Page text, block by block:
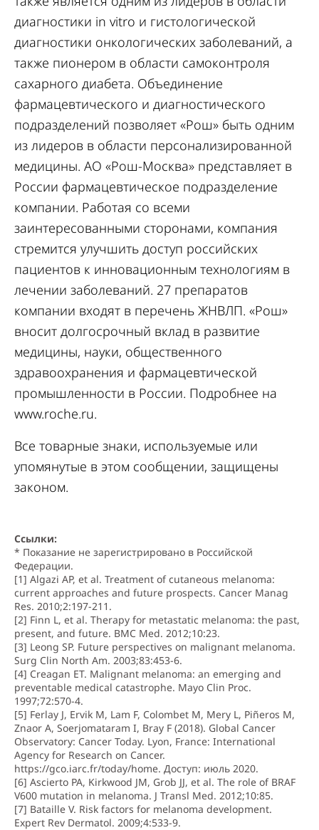
диагностики in vitro и гистологической
диагностики онкологических заболеваний, а
также пионером в области самоконтроля
сахарного диабета. Объединение
фармацевтического и диагностического
подразделений позволяет «Рош» быть одним
из лидеров в области персонализированной
медицины. АО «Рош-Москва» представляет в
России фармацевтическое подразделение
компании. Работая со всеми
заинтересованными сторонами, компания
стремится улучшить доступ российских
пациентов к инновационным технологиям в
лечении заболеваний. 27 препаратов
компании входят в перечень ЖНВЛП. «Рош»
вносит долгосрочный вклад в развитие
медицины, науки, общественного
здравоохранения и фармацевтической
промышленности в России. Подробнее на
www.roche.ru.
Все товарные знаки, используемые или
упомянутые в этом сообщении, защищены
законом.
Ссылки:
* Показание не зарегистрировано в Российской
Федерации.
[1] Algazi AP, et al. Treatment of cutaneous melanoma:
current approaches and future prospects. Cancer Manag
Res. 2010;2:197-211.
[2] Finn L, et al. Therapy for metastatic melanoma: the past,
present, and future. BMC Med. 2012;10:23.
[3] Leong SP. Future perspectives on malignant melanoma.
Surg Clin North Am. 2003;83:453-6.
[4] Creagan ET. Malignant melanoma: an emerging and
preventable medical catastrophe. Mayo Clin Proc.
1997;72:570-4.
[5] Ferlay J, Ervik M, Lam F, Colombet M, Mery L, Piñeros M,
Znaor A, Soerjomataram I, Bray F (2018). Global Cancer
Observatory: Cancer Today. Lyon, France: International
Agency for Research on Cancer.
https://gco.iarc.fr/today/home. Доступ: июль 2020.
[6] Ascierto PA, Kirkwood JM, Grob JJ, et al. The role of BRAF
V600 mutation in melanoma. J Transl Med. 2012;10:85.
[7] Bataille V. Risk factors for melanoma development.
Expert Rev Dermatol. 2009;4:533-9.